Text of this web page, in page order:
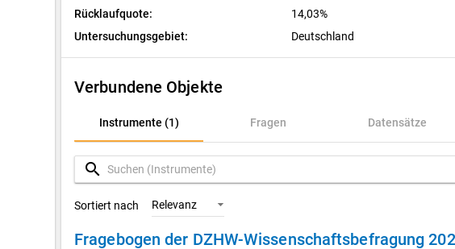
Rücklaufquote:
14,03%
Untersuchungsgebiet:
Deutschland
Verbundene Objekte
Instrumente (1) Fragen Datensätze
Instrumente (1)
Fragen
Datensätze
Variablen
search
Sortiert nach Relevanz
Fragebogen der DZHW-Wissenschaftsbefragung